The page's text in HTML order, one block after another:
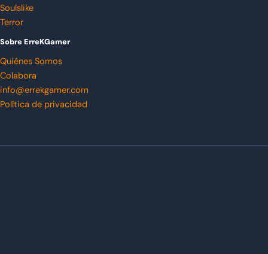
Soulslike
Terror
Sobre ErreKGamer
Quiénes Somos
Colabora
info@errekgamer.com
Política de privacidad